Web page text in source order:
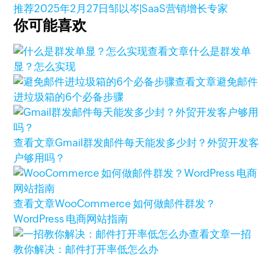
推荐2025年2月27日邹以岑|SaaS营销增长专家
你可能喜欢
查看文章什么是群发单
显？怎么实现
查看文章避免邮件
进垃圾箱的6个必备步骤
查看文章Gmail群发邮件每天能发多少封？外贸开发客
户够用吗？
查看文章WooCommerce 如何做邮件群发？
WordPress 电商网站指南
查看文章一招
教你解决：邮件打开率低怎么办